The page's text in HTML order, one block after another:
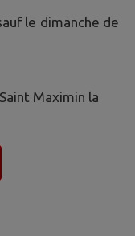
le dimanche de
Maximin la